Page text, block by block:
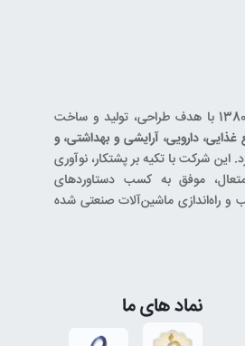
از سال 1380 با هدف طراحی، تولید و ساخت
غذایی، دارویی، آرایشی و بهداشتی، و
این شرکت با تکیه بر پشتکار، نوآوری
موفق به کسب دستاوردهای
و راه‌اندازی ماشین‌آلات صنعتی شده
نماد های ما